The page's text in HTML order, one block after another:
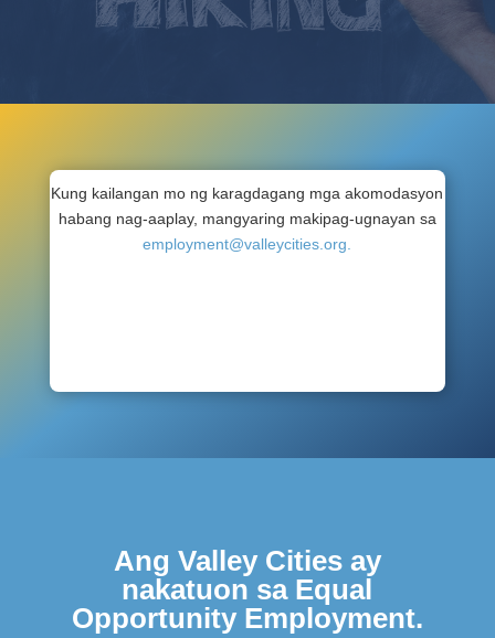
Kung kailangan mo ng karagdagang mga akomodasyon
habang nag-aaplay, mangyaring makipag-ugnayan sa
employment@valleycities.org.
Ang Valley Cities ay
nakatuon sa Equal
Opportunity Employment.